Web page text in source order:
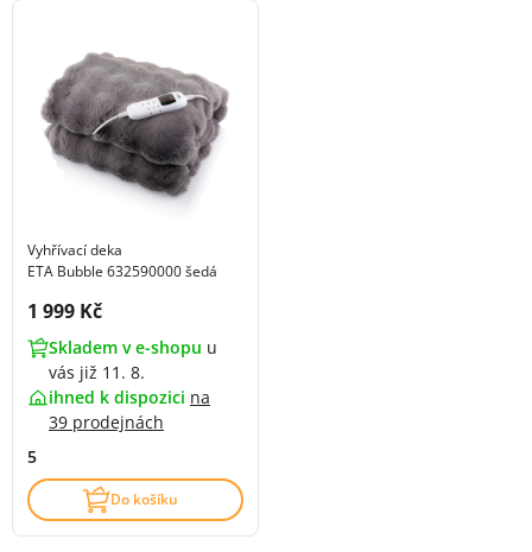
Vyhřívací deka
ETA Bubble 632590000 šedá
Cena s DPH:
1 999 Kč
Skladem v e-shopu u
vás již 11. 8.
ihned k dispozici na
39 prodejnách
5
Do košíku